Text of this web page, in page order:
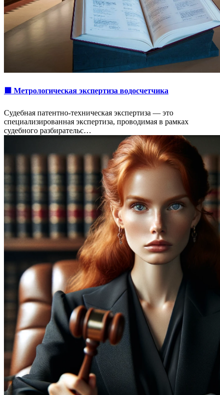
🟩 Метрологическая экспертиза водосчетчика
Судебная патентно-техническая экспертиза — это
специализированная экспертиза, проводимая в рамках
судебного разбирательс…